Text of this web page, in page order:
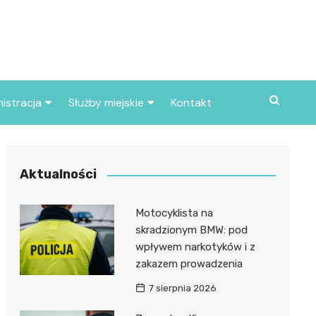
miasta
Służby miejskie
Policja
Kontakt
Aktualności
Motocyklista na
skradzionym BMW: pod
wpływem narkotyków i z
zakazem prowadzenia
7 sierpnia 2026